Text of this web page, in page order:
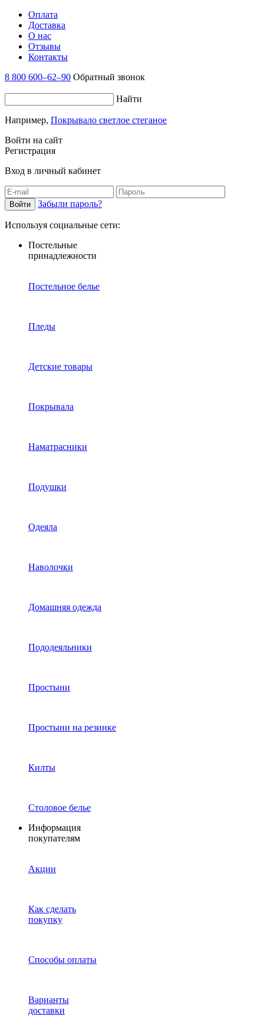
Оплата
Доставка
О нас
Отзывы
Контакты
8 800 600–62–90 Обратный звонок
Найти
Например, Покрывало светлое стеганое
Войти на сайт
Регистрация
Вход в личный кабинет
Забыли пароль?
Используя социальные сети:
Постельные
принадлежности
Постельное белье
Пледы
Детские товары
Покрывала
Наматрасники
Подушки
Одеяла
Наволочки
Домашняя одежда
Пододеяльники
Простыни
Простыни на резинке
Килты
Столовое белье
Информация
покупателям
Акции
Как сделать
покупку
Способы оплаты
Варианты
доставки